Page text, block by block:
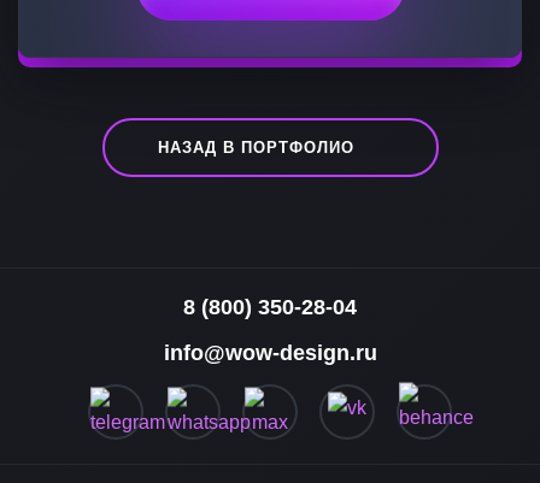
НАЗАД В ПОРТФОЛИО
8 (800) 350-28-04
info@wow-design.ru